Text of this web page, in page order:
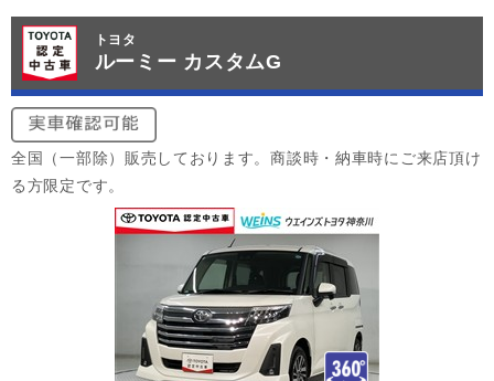
トヨタ
ルーミー カスタムG
全国（一部除）販売しております。商談時・納車時にご来店頂け
る方限定です。